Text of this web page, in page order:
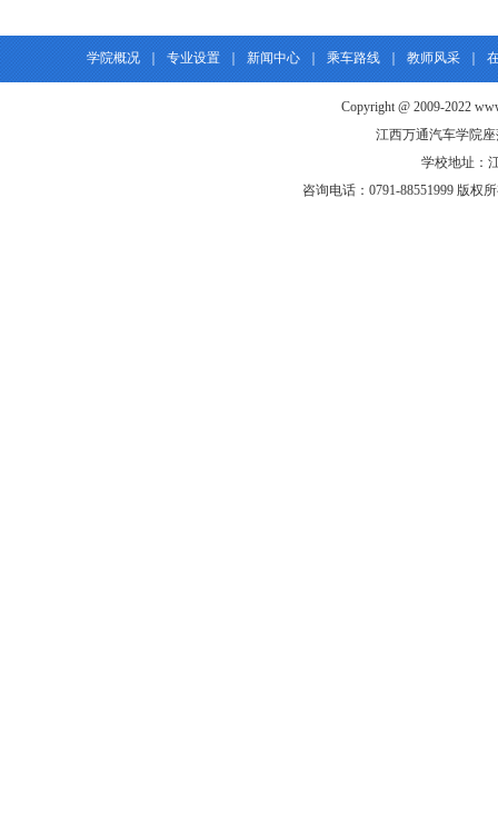
学院概况 ｜ 专业设置 ｜ 新闻中心 ｜ 乘车路线 ｜ 教师风采 ｜
Copyright @ 2009-2022
江西万通汽车学院
学校地址：
咨询电话：0791-88551999 版权